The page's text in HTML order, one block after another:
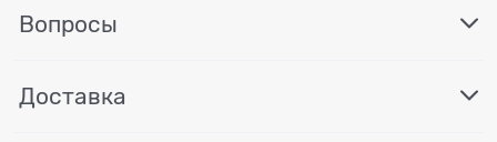
Вопросы
Доставка